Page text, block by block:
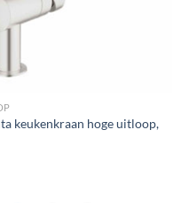
keukenkraan hoge uitloop,